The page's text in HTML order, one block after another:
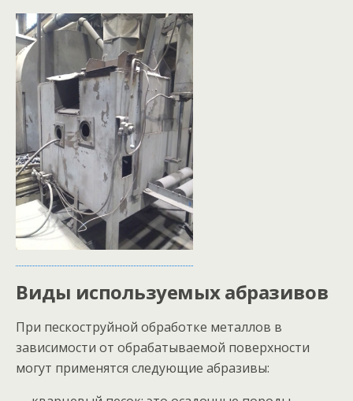
Виды используемых абразивов
При пескоструйной обработке металлов в
зависимости от обрабатываемой поверхности
могут применятся следующие абразивы: